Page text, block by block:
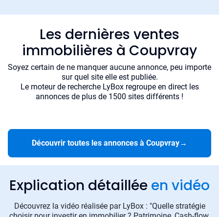
Les dernières ventes
immobilières à Coupvray
Soyez certain de ne manquer aucune annonce, peu importe
sur quel site elle est publiée.
Le moteur de recherche LyBox regroupe en direct les
annonces de plus de 1500 sites différents !
Découvrir toutes les annonces à Coupvray→
Explication détaillée en vidéo
Découvrez la vidéo réalisée par LyBox : "Quelle stratégie